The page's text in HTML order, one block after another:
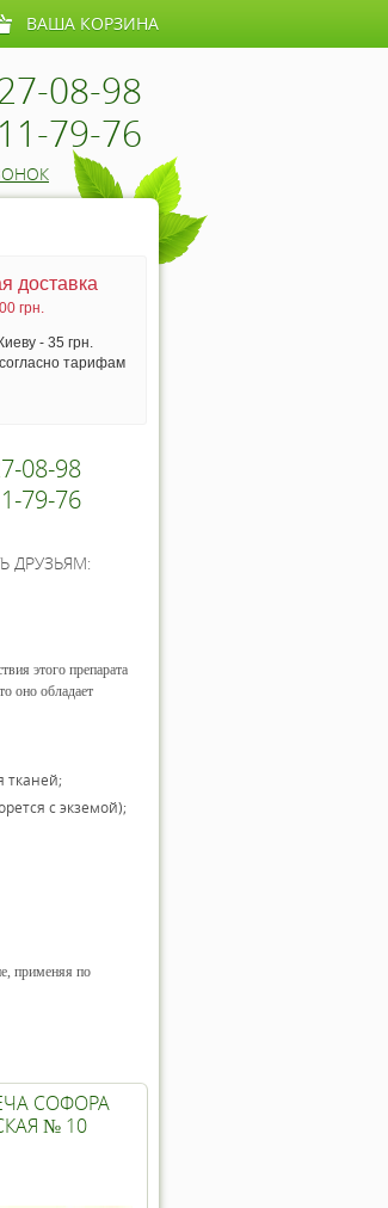
ВАША КОРЗИНА
08-98
79-76
доставка
грн.
- 35 грн.
тарифам
08-98
79-76
ДРУЗЬЯМ:
этого препарата
оно обладает
тканей;
с экземой);
применяя по
СОФОРА
№ 10